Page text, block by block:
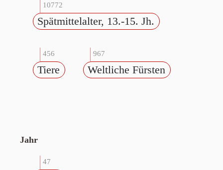
10772
Spätmittelalter, 13.-15. Jh.
456
Tiere
967
Weltliche Fürsten
Jahr
47